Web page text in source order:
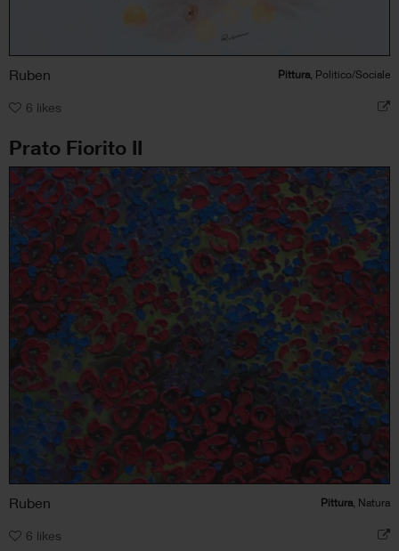
Ruben Pittura , Politico/Sociale
6 likes
Prato Fiorito II
Ruben Pittura , Natura
6 likes